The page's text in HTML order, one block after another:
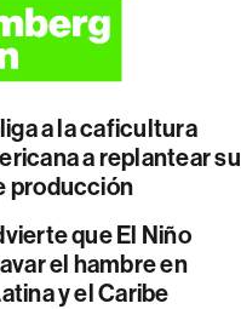
a la caficultura
a replantear su
producción
que El Niño
el hambre en
y el Caribe